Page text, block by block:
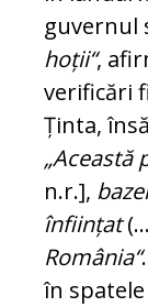
guvernul
hoții“,
verificări
Ținta,
„Aceas­tă
n.r.],
înființat
România“
în